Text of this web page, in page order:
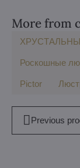
More from
Роскошные
Pictor
Previous